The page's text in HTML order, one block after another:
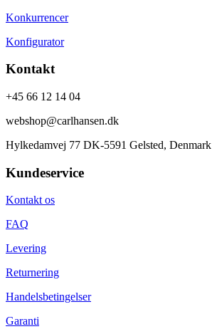
Konkurrencer
Konfigurator
Kontakt
+45 66 12 14 04
webshop@carlhansen.dk
Hylkedamvej 77 DK-5591 Gelsted, Denmark
Kundeservice
Kontakt os
FAQ
Levering
Returnering
Handelsbetingelser
Garanti